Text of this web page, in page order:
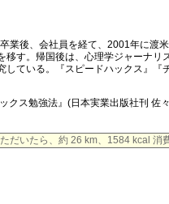
業後、会社員を経て、2001年に渡
す。帰国後は、心理学ジャーナ
している。『スピードハックス』
クス勉強法』(日本実業出版社刊 佐
だいたら、約 26 km、1584 kcal 消